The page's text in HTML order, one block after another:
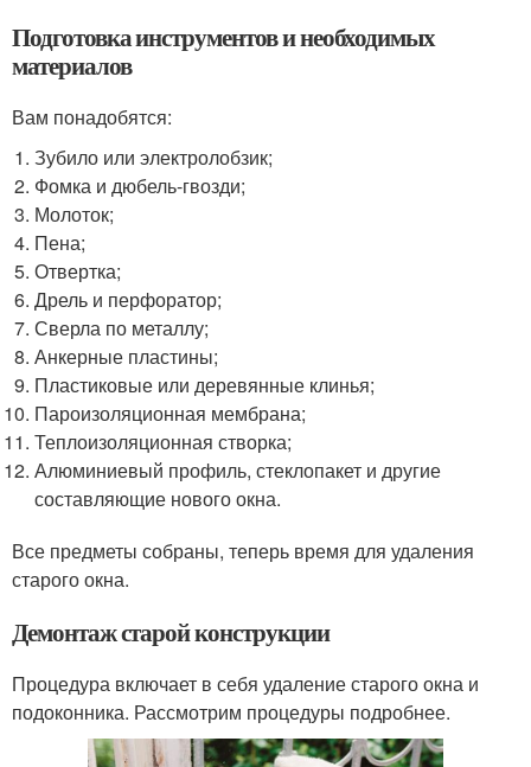
Подготовка инструментов и необходимых
материалов
Вам понадобятся:
Зубило или электролобзик;
Фомка и дюбель-гвозди;
Молоток;
Пена;
Отвертка;
Дрель и перфоратор;
Сверла по металлу;
Анкерные пластины;
Пластиковые или деревянные клинья;
Пароизоляционная мембрана;
Теплоизоляционная створка;
Алюминиевый профиль, стеклопакет и другие
составляющие нового окна.
Все предметы собраны, теперь время для удаления
старого окна.
Демонтаж старой конструкции
Процедура включает в себя удаление старого окна и
подоконника. Рассмотрим процедуры подробнее.